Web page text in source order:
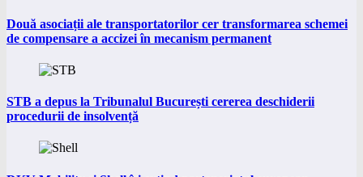
Două asociații ale transportatorilor cer transformarea schemei
de compensare a accizei în mecanism permanent
STB a depus la Tribunalul București cererea deschiderii
procedurii de insolvență